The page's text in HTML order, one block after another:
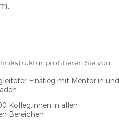
profitieren Sie von:​​​
Einstieg mit Mentor:in und
Kolleg:innen in allen
Bereichen